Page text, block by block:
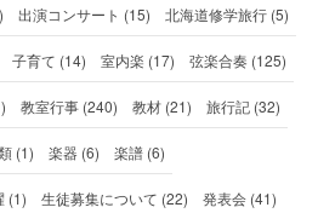
出演コンサート (15) 北海道修学旅行 (5)
子育て (14) 室内楽 (17) 弦楽合奏 (125)
教室行事 (240) 教材 (21) 旅行記 (32)
(1) 楽器 (6) 楽譜 (6)
(1) 生徒募集について (22) 発表会 (41)